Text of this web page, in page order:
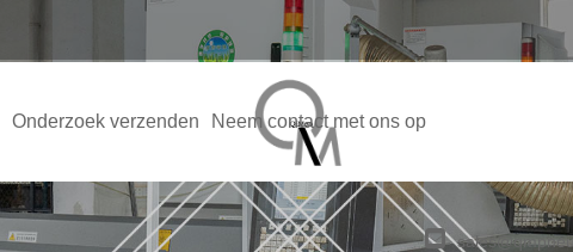
Onderzoek verzenden Neem contact met ons op